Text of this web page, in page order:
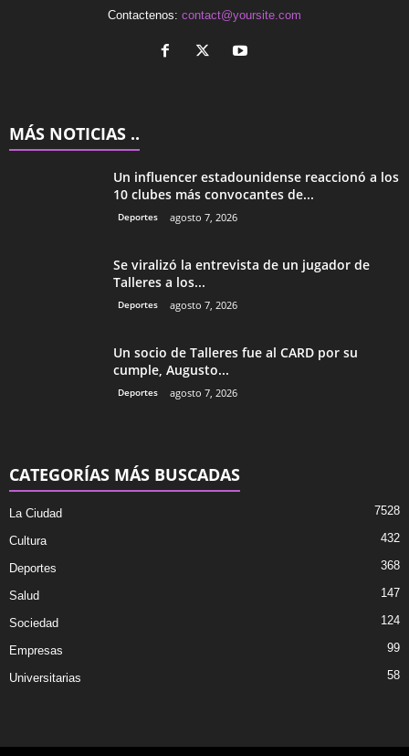
Contactenos: contact@yoursite.com
MÁS NOTICIAS ..
Un influencer estadounidense reaccionó a los
10 clubes más convocantes de...
Deportes agosto 7, 2026
Se viralizó la entrevista de un jugador de
Talleres a los...
Deportes agosto 7, 2026
Un socio de Talleres fue al CARD por su
cumple, Augusto...
Deportes agosto 7, 2026
CATEGORÍAS MÁS BUSCADAS
La Ciudad 7528
Cultura 432
Deportes 368
Salud 147
Sociedad 124
Empresas 99
Universitarias 58